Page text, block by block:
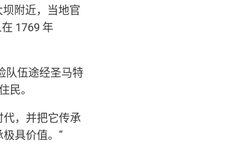
坝附近，当地官
1769 年
队伍途经圣马特
民。
，并把它传承
具价值。”